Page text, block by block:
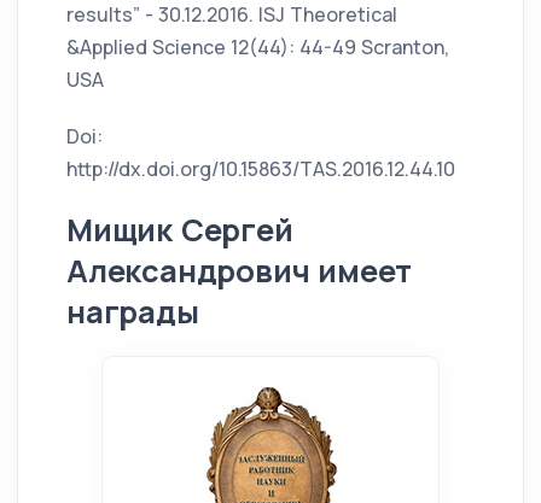
results” - 30.12.2016. ISJ Theoretical
&Applied Science 12(44): 44-49 Scranton,
USA
Doi:
http://dx.doi.org/10.15863/TAS.2016.12.44.10
Мищик Сергей
Александрович имеет
награды